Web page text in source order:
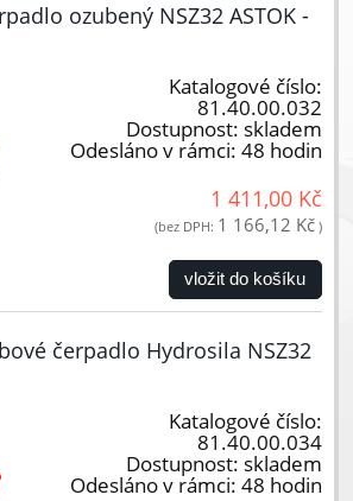
ozubený NSZ32 ASTOK -
Katalogové číslo:
81.40.00.032
Dostupnost: skladem
Odesláno v rámci: 48 hodin
1 411,00 Kč
(bez DPH: 1 166,12 Kč )
vložit do košíku
čerpadlo Hydrosila NSZ32
Katalogové číslo:
81.40.00.034
Dostupnost: skladem
Odesláno v rámci: 48 hodin